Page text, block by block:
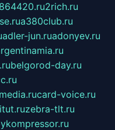
2rich.ru
a380club.ru
adler-jun.ruadonyev.ru
belgorod-day.ru
card-voice.ru
zebra-tlt.ru